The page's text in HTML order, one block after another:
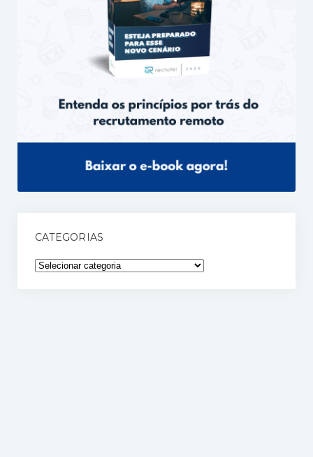
CATEGORIAS
Categorias